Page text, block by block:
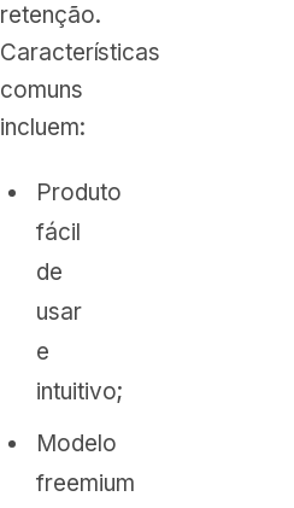
retenção.
Características
comuns
incluem:
Produto
fácil
de
usar
e
intuitivo;
Modelo
freemium